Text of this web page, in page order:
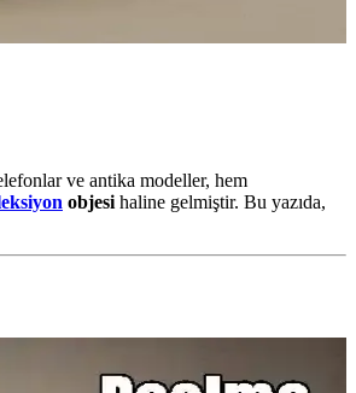
ve antika modeller, hem
objesi haline gelmiştir. Bu yazıda,